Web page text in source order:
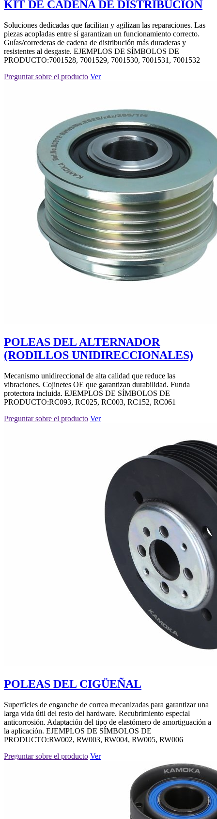
KIT DE CADENA DE DISTRIBUCIÓN
Soluciones dedicadas que facilitan y agilizan las reparaciones. Las
piezas acopladas entre sí garantizan un funcionamiento correcto.
Guías/correderas de cadena de distribución más duraderas y
resistentes al desgaste. EJEMPLOS DE SÍMBOLOS DE
PRODUCTO:7001528, 7001529, 7001530, 7001531, 7001532
Preguntar sobre el producto Ver
POLEAS DEL ALTERNADOR
(RODILLOS UNIDIRECCIONALES)
Mecanismo unidireccional de alta calidad que reduce las
vibraciones. Cojinetes OE que garantizan durabilidad. Funda
protectora incluida. EJEMPLOS DE SÍMBOLOS DE
PRODUCTO:RC093, RC025, RC003, RC152, RC061
Preguntar sobre el producto Ver
POLEAS DEL CIGÜEÑAL
Superficies de enganche de correa mecanizadas para garantizar una
larga vida útil del resto del hardware. Recubrimiento especial
anticorrosión. Adaptación del tipo de elastómero de amortiguación a
la aplicación. EJEMPLOS DE SÍMBOLOS DE
PRODUCTO:RW002, RW003, RW004, RW005, RW006
Preguntar sobre el producto Ver